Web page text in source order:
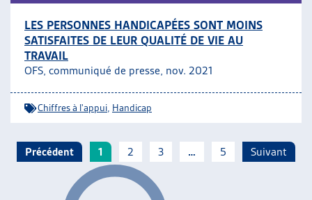
LES PERSONNES HANDICAPÉES SONT MOINS
SATISFAITES DE LEUR QUALITÉ DE VIE AU
TRAVAIL
OFS, communiqué de presse, nov. 2021
Chiffres à l'appui Handicap
Précédent 1 2 3 … 5 Suivant